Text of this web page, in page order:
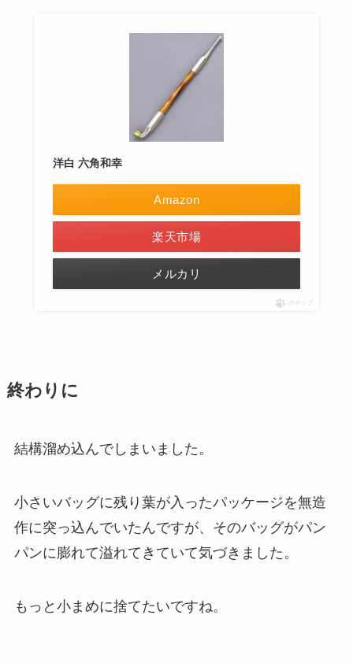
洋白 六角和幸
Amazon
楽天市場
メルカリ
ポチップ
終わりに
結構溜め込んでしまいました。
小さいバッグに残り葉が入ったパッケージを無造
作に突っ込んでいたんですが、そのバッグがパン
パンに膨れて溢れてきていて気づきました。
もっと小まめに捨てたいですね。